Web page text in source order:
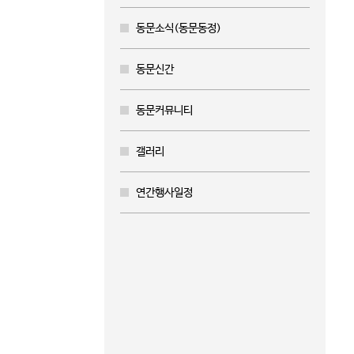
동문소식(동문동정)
동문신간
동문커뮤니티
갤러리
연간행사일정